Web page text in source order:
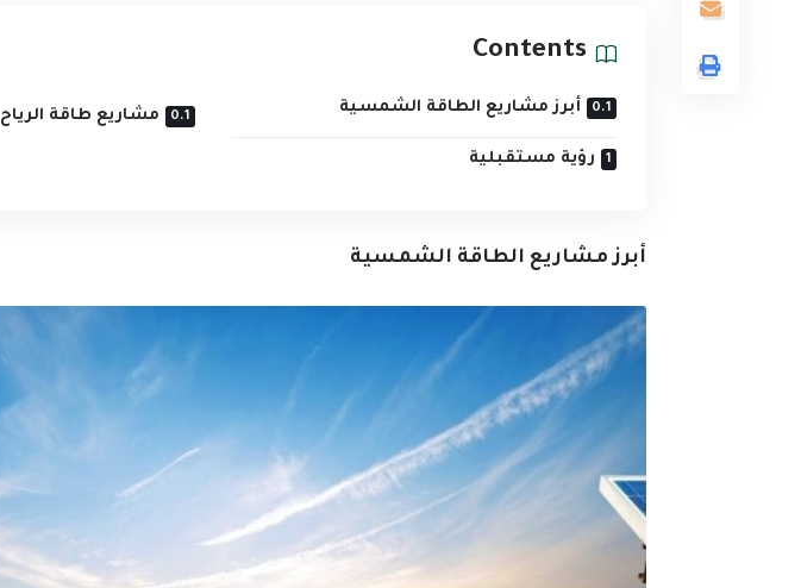
Contents
أبرز مشاريع الطاقة الشمسية مشاريع طاقة الرياح
رؤية مستقبلية
أبرز مشاريع الطاقة الشمسية